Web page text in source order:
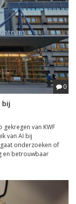
0
bij
van KWF
van AI bij
onderzoeken of
en betrouwbaar